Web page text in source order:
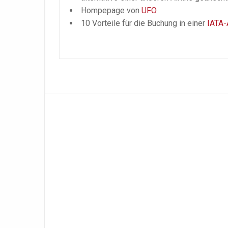
Hompepage von UFO
10 Vorteile für die Buchung in einer